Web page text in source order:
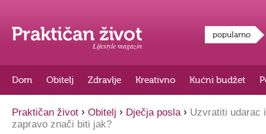
Lifestyle magazin
popularno
Dom Obitelj Zdravlje Kreativno Kućni budžet
Praktičan život › Obitelj › Dječja posla › Uzvratiti udarac
zapravo znači biti jak?